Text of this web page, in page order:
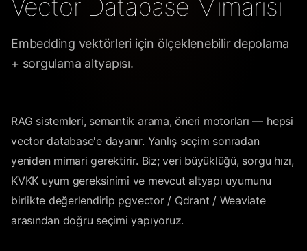
Vector Database Mimarisi
Embedding vektörleri için ölçeklenebilir depolama
+ sorgulama altyapısı.
RAG sistemleri, semantik arama, öneri motorları — hepsi
vector database'e dayanır. Yanlış seçim sonradan
yeniden mimari gerektirir. Biz; veri büyüklüğü, sorgu hızı,
KVKK uyum gereksinimi ve mevcut altyapı uyumunu
birlikte değerlendirip pgvector / Qdrant / Weaviate
arasından doğru seçimi yapıyoruz.